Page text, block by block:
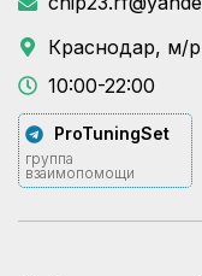
Краснодар, м/
10:00-22:00
ProTuningSet
группа
взаимопомощи